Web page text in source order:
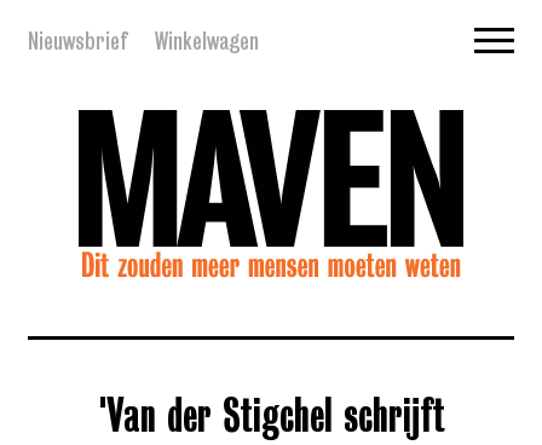
Nieuwsbrief Winkelwagen
'Van der Stigchel schrijft